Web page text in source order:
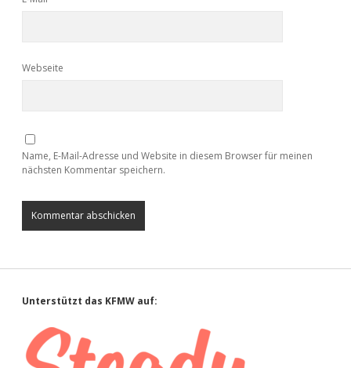
Webseite
Name, E-Mail-Adresse und Website in diesem Browser für meinen
nächsten Kommentar speichern.
Sidebar
Unterstützt das KFMW auf: